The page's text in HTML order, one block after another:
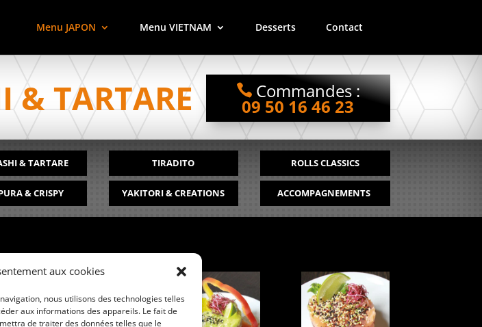
aux cookies
nous utilisons des technologies telles
aux informations des appareils. Le fait de
de traiter des données telles que le
Menu JAPON Menu VIETNAM Desserts Contact
& TARTARE Commandes :
09 50 16 46 23
& TARTARE TIRADITO ROLLS CLASSICS
& CRISPY YAKITORI & CREATIONS ACCOMPAGNEMENTS